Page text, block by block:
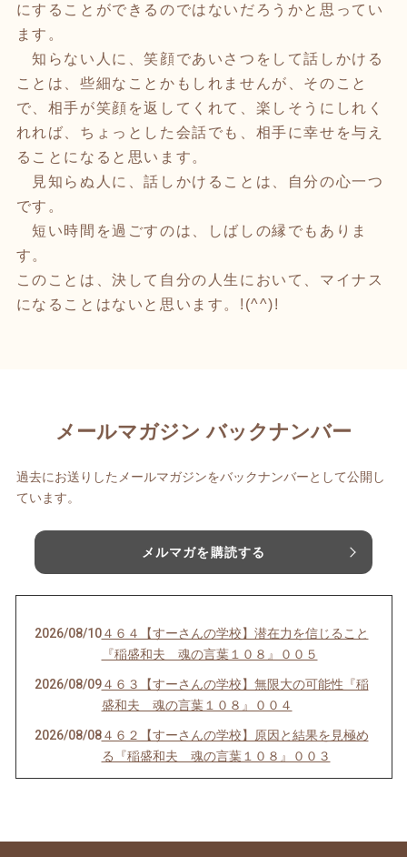
にすることができるのではないだろうかと思ってい
ます。
知らない人に、笑顔であいさつをして話しかける
ことは、些細なことかもしれませんが、そのこと
で、相手が笑顔を返してくれて、楽しそうにしれく
れれば、ちょっとした会話でも、相手に幸せを与え
ることになると思います。
見知らぬ人に、話しかけることは、自分の心一つ
です。
短い時間を過ごすのは、しばしの縁でもありま
す。
このことは、決して自分の人生において、マイナス
になることはないと思います。!(^^)!
メールマガジン バックナンバー
過去にお送りしたメールマガジンをバックナンバーとして公開し
ています。
メルマガを購読する
2026/08/10４６４【すーさんの学校】潜在力を信じること
『稲盛和夫 魂の言葉１０８』００５
2026/08/09４６３【すーさんの学校】無限大の可能性『稲
盛和夫 魂の言葉１０８』００４
2026/08/08４６２【すーさんの学校】原因と結果を見極め
る『稲盛和夫 魂の言葉１０８』００３